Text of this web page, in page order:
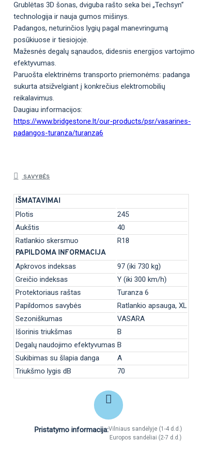
Grublėtas 3D šonas, dviguba rašto seka bei „Techsyn“
technologija ir nauja gumos mišinys.
Padangos, neturinčios lygių pagal manevringumą
posūkiuose ir tiesiojoje.
Mažesnės degalų sąnaudos, didesnis energijos vartojimo
efektyvumas.
Paruošta elektrinėms transporto priemonėms: padanga
sukurta atsižvelgiant į konkrečius elektromobilių
reikalavimus.
Daugiau informacijos:
https://www.bridgestone.lt/our-products/psr/vasarines-
padangos-turanza/turanza6
SAVYBĖS
IŠMATAVIMAI
Plotis
245
Aukštis
40
Ratlankio skersmuo
R18
PAPILDOMA INFORMACIJA
Apkrovos indeksas
97 (iki 730 kg)
Greičio indeksas
Y (iki 300 km/h)
Protektoriaus raštas
Turanza 6
Papildomos savybės
Ratlankio apsauga, XL
Sezoniškumas
VASARA
Išorinis triukšmas
B
Degalų naudojimo efektyvumas B
Sukibimas su šlapia danga
A
Triukšmo lygis dB
70
Pristatymo informacija:Vilniaus sandėlyje (1-4 d.d.)
Europos sandėliai (2-7 d.d.)